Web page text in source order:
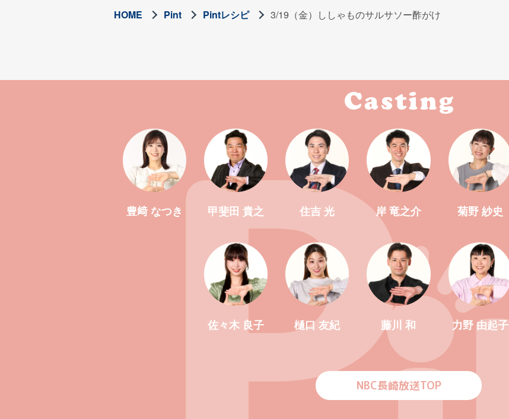
HOME Pint Pintレシピ 3/19（金）ししゃものサルサソー酢がけ
豊﨑 なつき 甲斐田 貴之 住吉 光 岸 竜之介 菊野 紗史
佐々木 良子 樋口 友紀 藤川 和 力野 由起子
NBC長崎放送TOP